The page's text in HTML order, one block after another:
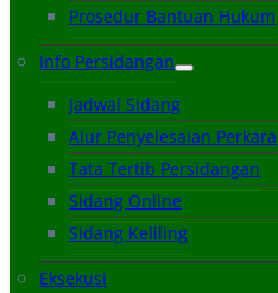
Prosedur Bantuan Hukum
Info Persidangan
Jadwal Sidang
Alur Penyelesaian Perkara
Tata Tertib Persidangan
Sidang Online
Sidang Keliling
Eksekusi